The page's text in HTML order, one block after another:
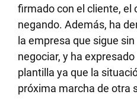
firmado con el cliente, el
negando. Además, ha
la empresa que sigue
negociar, y ha
plantilla ya que la
próxima marcha de otra